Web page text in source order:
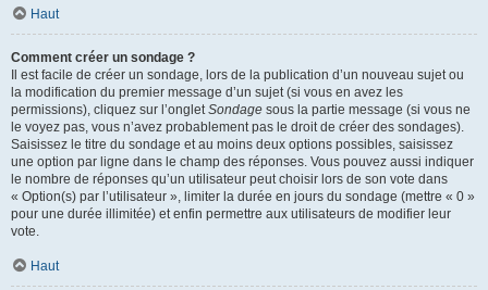
Haut
Comment créer un sondage ?
Il est facile de créer un sondage, lors de la publication d’un nouveau sujet ou
la modification du premier message d’un sujet (si vous en avez les
permissions), cliquez sur l’ongletSondage sous la partie message (si vous ne
le voyez pas, vous n’avez probablement pas le droit de créer des sondages).
Saisissez le titre du sondage et au moins deux options possibles, saisissez
une option par ligne dans le champ des réponses. Vous pouvez aussi indiquer
le nombre de réponses qu’un utilisateur peut choisir lors de son vote dans
« Option(s) par l’utilisateur », limiter la durée en jours du sondage (mettre « 0 »
pour une durée illimitée) et enfin permettre aux utilisateurs de modifier leur
vote.
Haut